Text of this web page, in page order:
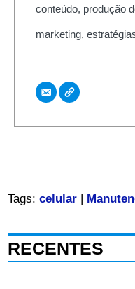
conteúdo, produção
marketing,
Tags: celular|
RECENTES